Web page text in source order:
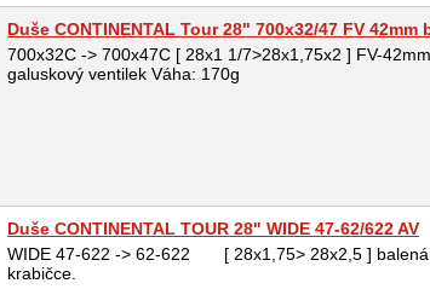
Duše CONTINENTAL Tour 28" 700x32/47 FV 42mm
700x32C -> 700x47C [ 28x1 1/7>28x1,75x2 ] FV-
galuskový ventilek Váha: 170g
Duše CONTINENTAL TOUR 28" WIDE 47-62/622 AV
WIDE 47-622 -> 62-622 [ 28x1,75> 28x2,5 ]
krabičce.